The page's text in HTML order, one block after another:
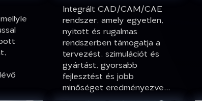
Integrált CAD/CAM/CAE
rendszer, amely egyetlen,
nyitott és rugalmas
rendszerben támogatja a
tervezést, szimulációt és
gyártást, gyorsabb
fejlesztést és jobb
minőséget eredményezve...